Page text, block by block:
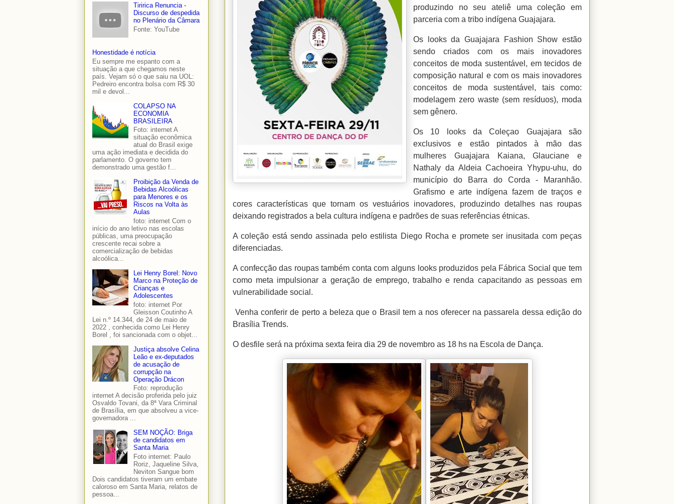
produzindo no seu ateliê uma coleção em
parceria com a tribo indígena Guajajara.
Os looks da Guajajara Fashion Show estão
sendo criados com os mais inovadores
conceitos de moda sustentável, em tecidos de
composição natural e com os mais inovadores
conceitos de moda sustentável, tais como:
modelagem zero waste (sem resíduos), moda
sem gênero.
Os 10 looks da Coleçao Guajajara são
exclusivos e estão pintados à mão das
mulheres Guajajara Kaiana, Glauciane e
Nathaly da Aldeia Cachoeira Yhypu-uhu, do
município do Barra do Corda - Maranhão.
Grafismo e arte indígena fazem de traços e
cores características que tornam os vestuários inovadores, produzindo detalhes nas roupas
deixando registrados a bela cultura indígena e padrões de suas referências étnicas.
A coleção está sendo assinada pelo estilista Diego Rocha e promete ser inusitada com peças
diferenciadas.
A confecção das roupas também conta com alguns looks produzidos pela Fábrica Social que tem
como meta impulsionar a geração de emprego, trabalho e renda capacitando as pessoas em
vulnerabilidade social.
Venha conferir de perto a beleza que o Brasil tem a nos oferecer na passarela dessa edição do
Brasília Trends.
O desfile será na próxima sexta feira dia 29 de novembro as 18 hs na Escola de Dança.
Tiririca Renuncia -
Discurso de despedida
no Plenário da Câmara
Fonte: YouTube
Honestidade é notícia
Eu sempre me espanto com a
situação a que chegamos neste
país. Vejam só o que saiu na UOL:
Pedreiro encontra bolsa com R$ 30
mil e devol...
COLAPSO NA
ECONOMIA
BRASILEIRA
Foto: internet A
situação econômica
atual do Brasil exige
uma ação imediata e decidida do
parlamento. O governo tem
demonstrado uma gestão f...
Proibição da Venda de
Bebidas Alcoólicas
para Menores e os
Riscos na Volta às
Aulas
foto: internet Com o
início do ano letivo nas escolas
públicas, uma preocupação
crescente recai sobre a
comercialização de bebidas
alcoólica...
Lei Henry Borel: Novo
Marco na Proteção de
Crianças e
Adolescentes
foto: internet Por
Gleisson Coutinho A
Lei n.º 14.344, de 24 de maio de
2022 , conhecida como Lei Henry
Borel , foi sancionada com o objet...
Justiça absolve Celina
Leão e ex-deputados
de acusação de
corrupção na
Operação Drácon
Foto: reprodução
internet A decisão proferida pelo juiz
Osvaldo Tovani, da 8ª Vara Criminal
de Brasília, em que absolveu a vice-
governadora ...
SEM NOÇÃO: Briga
de candidatos em
Santa Maria
Foto internet: Paulo
Roriz, Jaqueline Silva,
Neviton Sangue bom
Dois candidatos tiveram um embate
caloroso em Santa Maria, relatos de
pessoa...